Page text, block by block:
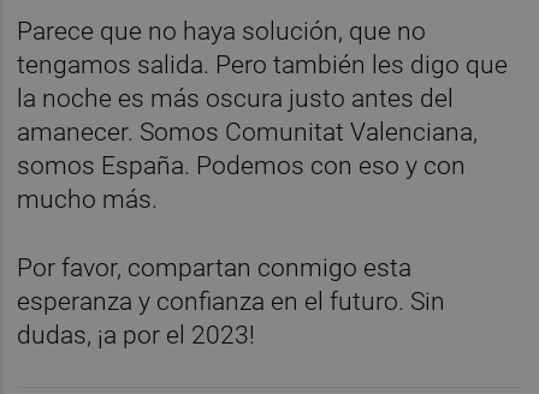
Parece que no haya solución, que no
tengamos salida. Pero también les digo que
la noche es más oscura justo antes del
amanecer. Somos Comunitat Valenciana,
somos España. Podemos con eso y con
mucho más.
Por favor, compartan conmigo esta
esperanza y confianza en el futuro. Sin
dudas, ¡a por el 2023!